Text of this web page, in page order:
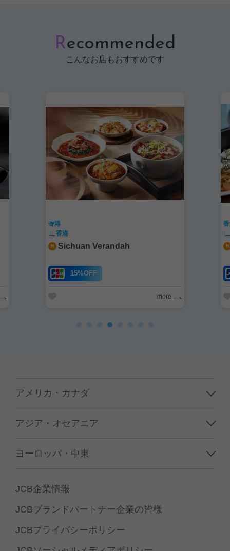
Recommended
こんなお店もおすすめです
香港
香港
Sichuan Verandah
15%OFF
more
アメリカ・カナダ
ハワイ
カナダ
アジア・オセアニア
韓国
香港／マカオ
中国
タイ
ヨーロッパ・中東
JCB企業情報
JCBブランドパートナー企業の皆様
JCBプライバシーポリシー